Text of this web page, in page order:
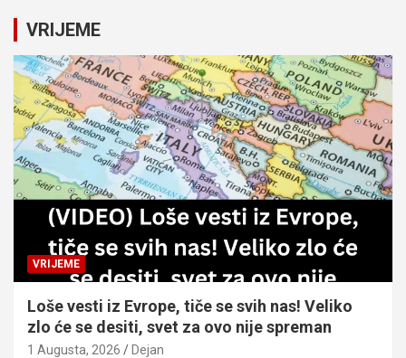
c
h
VRIJEME
VRIJEME
Loše vesti iz Evrope, tiče se svih nas! Veliko
zlo će se desiti, svet za ovo nije spreman
1 Augusta, 2026 Dejan